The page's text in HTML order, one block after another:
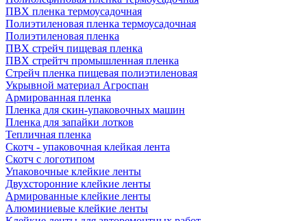
ПВХ пленка термоусадочная
Полиэтиленовая пленка термоусадочная
Полиэтиленовая пленка
ПВХ стрейч пищевая пленка
ПВХ стрейтч промышленная пленка
Стрейч пленка пищевая полиэтиленовая
Укрывной материал Агроспан
Армированная пленка
Пленка для скин-упаковочных машин
Пленка для запайки лотков
Тепличная пленка
Скотч - упаковочная клейкая лента
Скотч с логотипом
Упаковочные клейкие ленты
Двухсторонние клейкие ленты
Армированные клейкие ленты
Алюминиевые клейкие ленты